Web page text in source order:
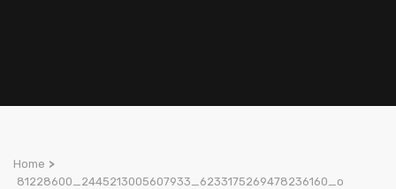
Home >
81228600_2445213005607933_6233175269478236160_o